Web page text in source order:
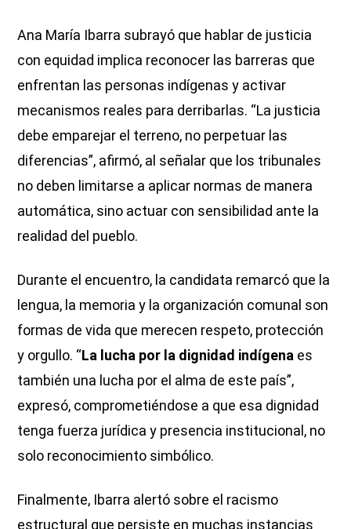
Ana María Ibarra subrayó que hablar de justicia
con equidad implica reconocer las barreras que
enfrentan las personas indígenas y activar
mecanismos reales para derribarlas. “La justicia
debe emparejar el terreno, no perpetuar las
diferencias”, afirmó, al señalar que los tribunales
no deben limitarse a aplicar normas de manera
automática, sino actuar con sensibilidad ante la
realidad del pueblo.
Durante el encuentro, la candidata remarcó que la
lengua, la memoria y la organización comunal son
formas de vida que merecen respeto, protección
y orgullo. “La lucha por la dignidad indígena es
también una lucha por el alma de este país”,
expresó, comprometiéndose a que esa dignidad
tenga fuerza jurídica y presencia institucional, no
solo reconocimiento simbólico.
Finalmente, Ibarra alertó sobre el racismo
estructural que persiste en muchas instancias